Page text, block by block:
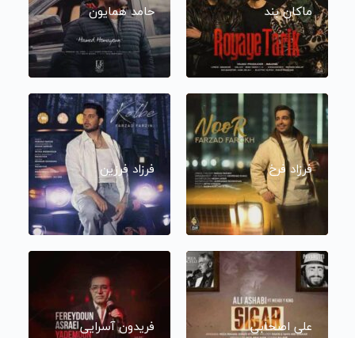
ماکان بند حامد همایون
فرزاد فرخ فرزاد فرزین
علی اصحابی فریدون آسرایی